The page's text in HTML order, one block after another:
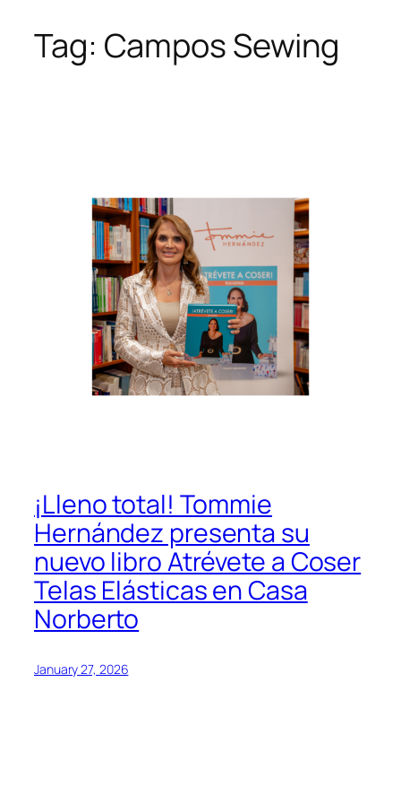
SkipTag: Campos Sewing
¡Lleno total! Tommie
Hernández presenta su
nuevo libro Atrévete a Coser
Telas Elásticas en Casa
Norberto
January 27, 2026